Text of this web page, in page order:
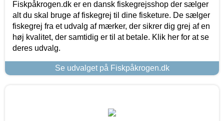
Fiskpåkrogen.dk er en dansk fiskegrejsshop der sælger
alt du skal bruge af fiskegrej til dine fisketure. De sælger
fiskegrej fra et udvalg af mærker, der sikrer dig grej af en
høj kvalitet, der samtidig er til at betale. Klik her for at se
deres udvalg.
Se udvalget på Fiskpåkrogen.dk